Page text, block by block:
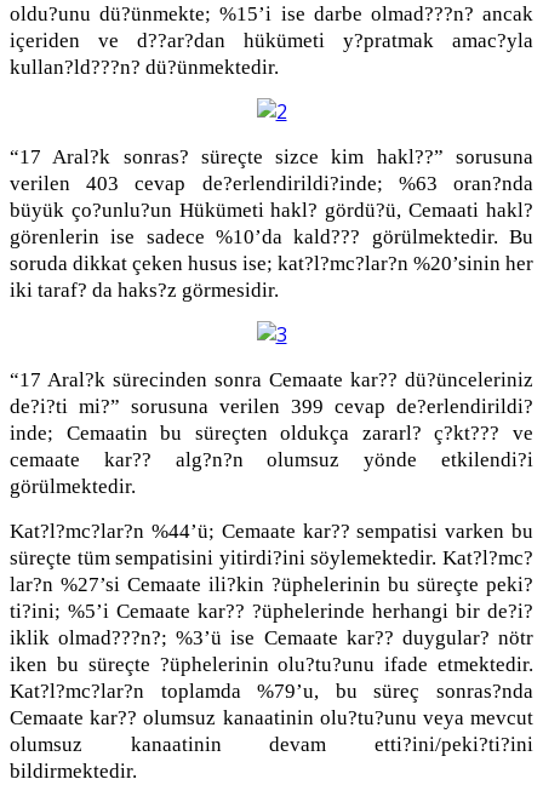
oldu?unu dü?ünmekte; %15’i ise darbe olmad???n? ancak
içeriden ve d??ar?dan hükümeti y?pratmak amac?yla
kullan?ld???n? dü?ünmektedir.
“17 Aral?k sonras? süreçte sizce kim hakl??” sorusuna
verilen 403 cevap de?erlendirildi?inde; %63 oran?nda
büyük ço?unlu?un Hükümeti hakl? gördü?ü, Cemaati hakl?
görenlerin ise sadece %10’da kald??? görülmektedir. Bu
soruda dikkat çeken husus ise; kat?l?mc?lar?n %20’sinin her
iki taraf? da haks?z görmesidir.
“17 Aral?k sürecinden sonra Cemaate kar?? dü?ünceleriniz
de?i?ti mi?” sorusuna verilen 399 cevap de?erlendirildi?
inde; Cemaatin bu süreçten oldukça zararl? ç?kt??? ve
cemaate kar?? alg?n?n olumsuz yönde etkilendi?i
görülmektedir.
Kat?l?mc?lar?n %44’ü; Cemaate kar?? sempatisi varken bu
süreçte tüm sempatisini yitirdi?ini söylemektedir. Kat?l?mc?
lar?n %27’si Cemaate ili?kin ?üphelerinin bu süreçte peki?
ti?ini; %5’i Cemaate kar?? ?üphelerinde herhangi bir de?i?
iklik olmad???n?; %3’ü ise Cemaate kar?? duygular? nötr
iken bu süreçte ?üphelerinin olu?tu?unu ifade etmektedir.
Kat?l?mc?lar?n toplamda %79’u, bu süreç sonras?nda
Cemaate kar?? olumsuz kanaatinin olu?tu?unu veya mevcut
olumsuz kanaatinin devam etti?ini/peki?ti?ini
bildirmektedir.